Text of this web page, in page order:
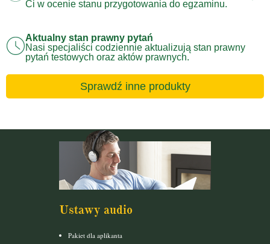
Ci w ocenie stanu przygotowania do egzaminu.
Aktualny stan prawny pytań
Nasi specjaliści codziennie aktualizują stan prawny
pytań testowych oraz aktów prawnych.
Sprawdź inne produkty
Ustawy audio
Pakiet dla aplikanta